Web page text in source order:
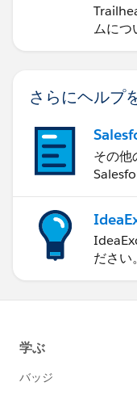
ムにつ
さらにヘルプ
その他
ださい。